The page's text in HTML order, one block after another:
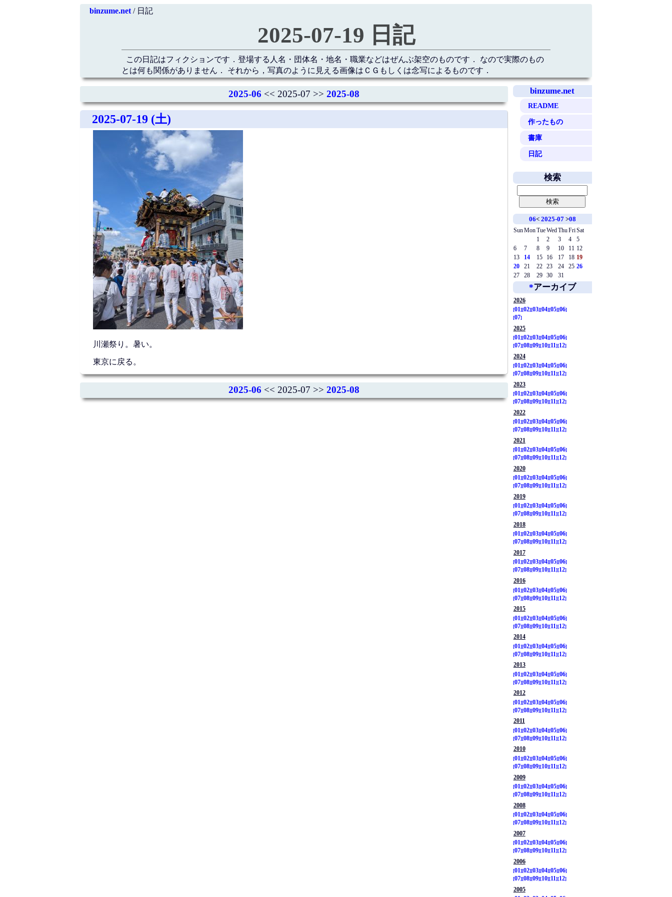
binzume.net/ 日記
2025-07-19 日記
この日記はフィクションです．登場する人名・団体名・地名・職業などはぜんぶ架空のものです． なので実際のもの
とは何も関係がありません． それから，写真のように見える画像はＣＧもしくは念写によるものです．
binzume.net
README
作ったもの
書庫
日記
2025-06 << 2025-07 >> 2025-08
2025-07-19 (土)
川瀬祭り。暑い。
東京に戻る。
2025-06 << 2025-07 >> 2025-08
検索
06< 2025-07>08
SunMonTueWed ThuFriSat
1
2 3 4
5
6
7 8 9 10 11
12
13
14 15 16 17 18 19
20
21 22 23 24 25 26
27
28 29 30 31
*アーカイブ
2026
01
02 03 04 05 06
07
2025
01
02 03 04 05 06
07 08 09 10 11
12
2024
01
02 03 04 05 06
07 08 09 10 11
12
2023
01
02 03 04 05 06
07 08 09 10 11
12
2022
01
02 03 04 05 06
07 08 09 10 11
12
2021
01
02 03 04 05 06
07 08 09 10 11
12
2020
01
02 03 04 05 06
07 08 09 10 11
12
2019
01
02 03 04 05 06
07 08 09 10 11
12
2018
01 02 03 04 05 06
07 08 09 10 11 12
2017
01 02 03 04 05 06
07 08 09 10 11 12
2016
01
02 03 04 05 06
07 08 09 10 11
12
2015
01
02 03 04 05 06
07 08 09 10 11
12
2014
01
02 03 04 05 06
07 08 09 10 11
12
2013
01
02 03 04 05 06
07 08 09 10 11
12
2012
01
02 03 04 05 06
07 08 09 10 11
12
2011
01
02 03 04 05 06
07 08 09 10 11
12
2010
01
02 03 04 05 06
07 08 09 10 11
12
2009
01
02 03 04 05 06
07 08 09 10 11
12
2008
01
02 03 04 05 06
07 08 09 10 11
12
2007
01
02 03 04 05 06
07 08 09 10 11
12
2006
01
02 03 04 05 06
07 08 09 10 11
12
2005